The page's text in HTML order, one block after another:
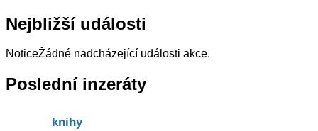
Nejbližší události
NoticeŽádné nadcházející události akce.
Poslední inzeráty
knihy